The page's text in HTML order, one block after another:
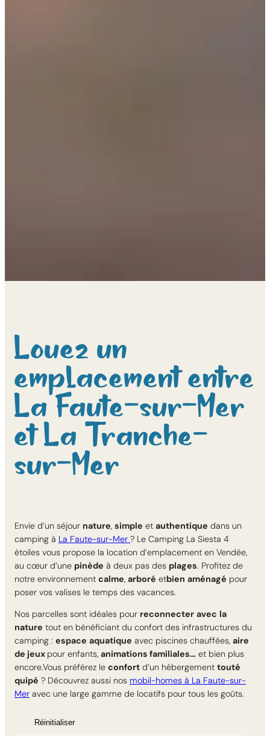
Louez un
emplacement entre
La Faute-sur-Mer
et La Tranche-
sur-Mer
Envie d’un séjour nature, simple et authentique dans un
camping à La Faute-sur-Mer ? Le Camping La Siesta 4
étoiles vous propose la location d’emplacement en Vendée,
au cœur d’une pinède à deux pas des plages. Profitez de
notre environnement calme, arboré etbien aménagé pour
poser vos valises le temps des vacances.
Nos parcelles sont idéales pour reconnecter avec la
nature tout en bénéficiant du confort des infrastructures du
camping : espace aquatique avec piscines chauffées, aire
de jeux pour enfants, animations familiales… et bien plus
encore.Vous préférez le confort d’un hébergement touté
quipé ? Découvrez aussi nos mobil-homes à La Faute-sur-
Mer avec une large gamme de locatifs pour tous les goûts.
Réinitialiser